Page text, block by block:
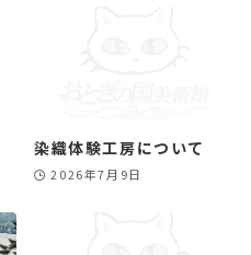
染織体験工房について
2026年7月9日